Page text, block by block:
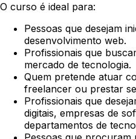
O curso é ideal para:
Pessoas que desejam
desenvolvimento web.
Profissionais que
mercado de tecnologia.
Quem pretende atuar
freelancer ou prestar
Profissionais que
digitais, empresas de
departamentos de